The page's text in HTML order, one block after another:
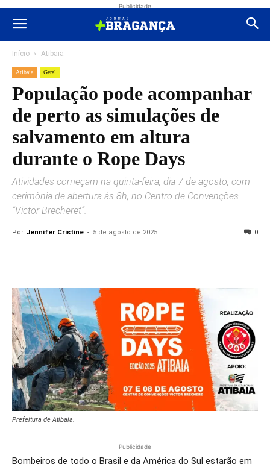
Publicidade
Início Atibaia
Atibaia Geral
População pode acompanhar
de perto as simulações de
salvamento em altura
durante o Rope Days
Atividades começam na quinta-feira, dia 7 de agosto, com
cerimônia de abertura às 8h, no Centro de Convenções
“Victor Brecheret”.
Por Jennifer Cristine - 5 de agosto de 2025 0
Prefeitura de Atibaia.
Publicidade
Bombeiros de todo o Brasil e da América do Sul estarão em